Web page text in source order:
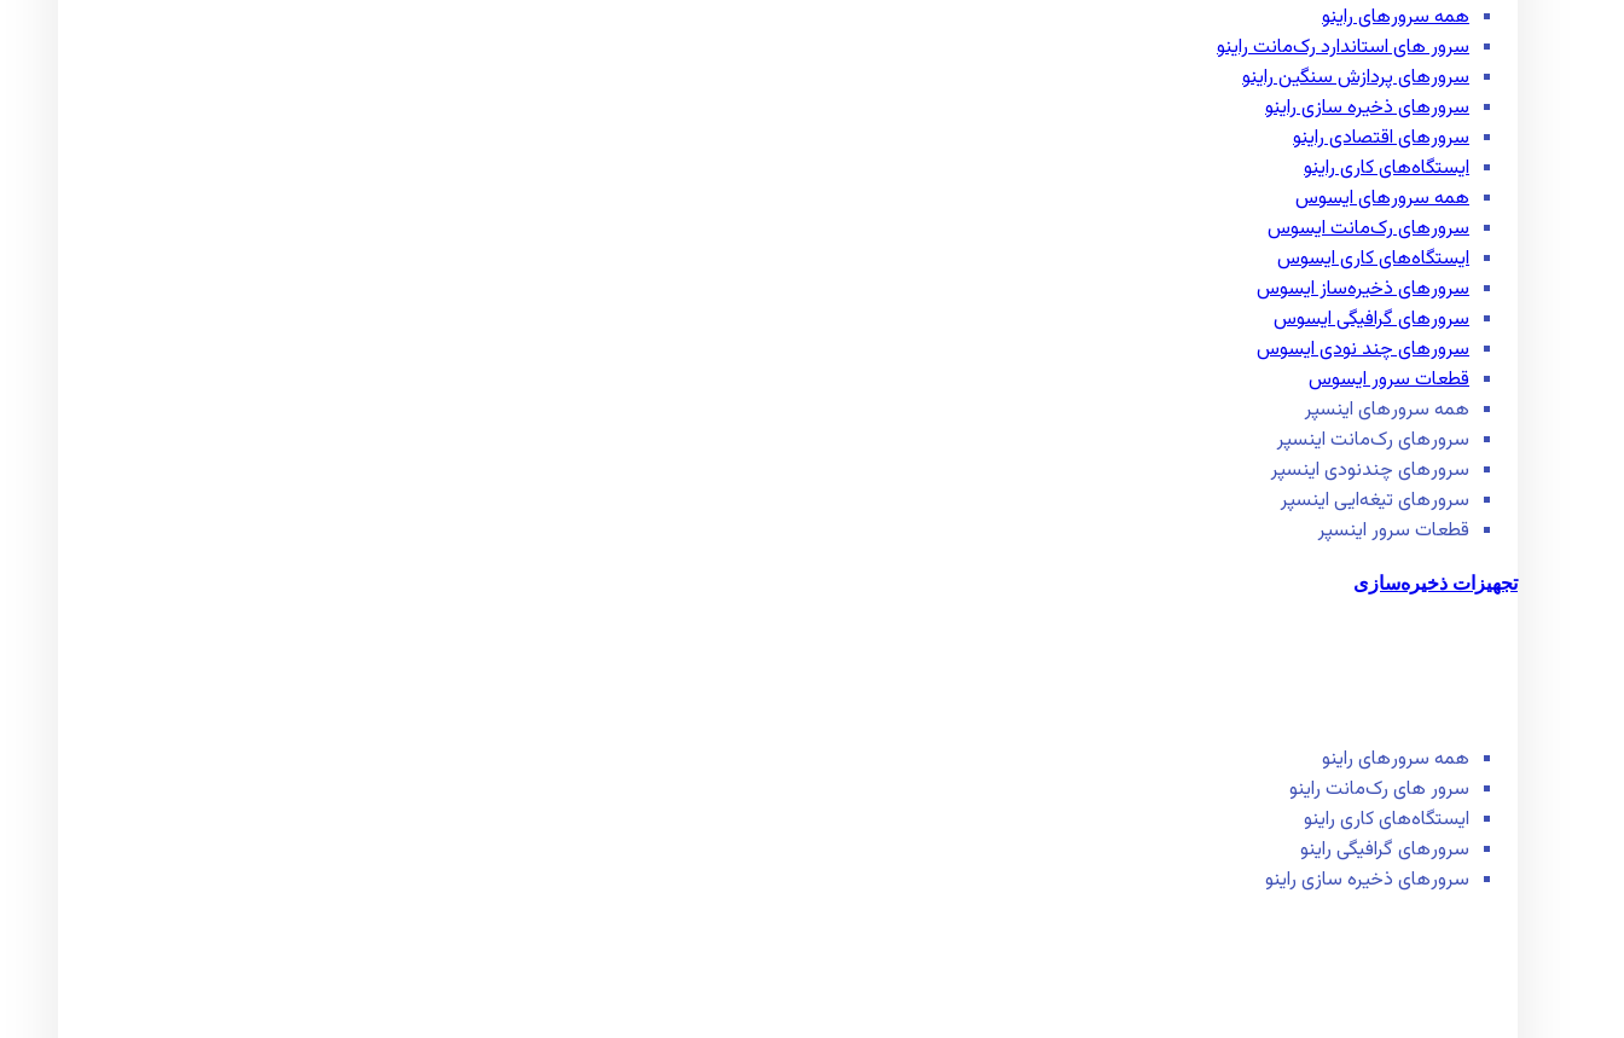
همه سرور‌های راینو
سرور ‌های استاندارد رک‌مانت راینو
سرور‌های پردازش سنگین راینو
سرور‌های ذخیره سازی راینو
سرور‌های اقتصادی راینو
ایستگاه‌های کاری راینو
همه سرور‌های ایسوس
سرور‌های رک‌مانت ایسوس
ایستگاه‌های کاری ایسوس
سرور‌های ذخیره‌ساز ایسوس
سرور‌های گرافیگی ایسوس
سرور‌های چند نودی ایسوس
قطعات سرور ایسوس
همه سرور‌های اینسپر
سرور‌های رک‌مانت اینسپر
سرور‌های چند‌نودی اینسپر
سرور‌های تیغه‌ایی اینسپر
قطعات سرور اینسپر
تجهیزات ذخیره‌سازی
همه سرور‌های راینو
سرور ‌های رک‌مانت راینو
ایستگاه‌های کاری راینو
سرور‌های گرافیگی راینو
سرور‌های ذخیره سازی راینو